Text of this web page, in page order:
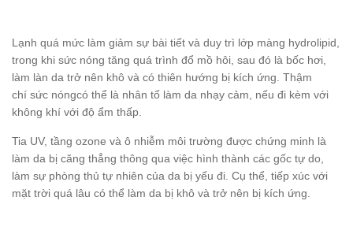
Lạnh quá mức làm giảm sự bài tiết và duy trì lớp màng hydrolipid,
trong khi sức nóng tăng quá trình đổ mồ hôi, sau đó là bốc hơi,
làm làn da trở nên khô và có thiên hướng bị kích ứng. Thậm
chí sức nóngcó thể là nhân tố làm da nhạy cảm, nếu đi kèm với
không khí với độ ẩm thấp.
Tia UV, tầng ozone và ô nhiễm môi trường được chứng minh là
làm da bị căng thẳng thông qua việc hình thành các gốc tự do,
làm sự phòng thủ tự nhiên của da bị yếu đi. Cụ thể, tiếp xúc với
mặt trời quá lâu có thể làm da bị khô và trở nên bị kích ứng.